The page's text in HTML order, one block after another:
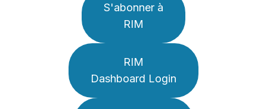
S'abonner à
RIM
RIM
Dashboard Login